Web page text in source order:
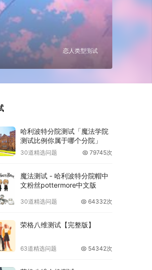
恋人类型测试
哈利波特分院测试「魔法学院
测试比例你属于哪个分院」
30道精选问题 79745次
魔法测试 - 哈利波特分院帽中
文粉丝pottermore中文版
30道精选问题 64332次
荣格八维测试【完整版】
63道精选问题 54342次